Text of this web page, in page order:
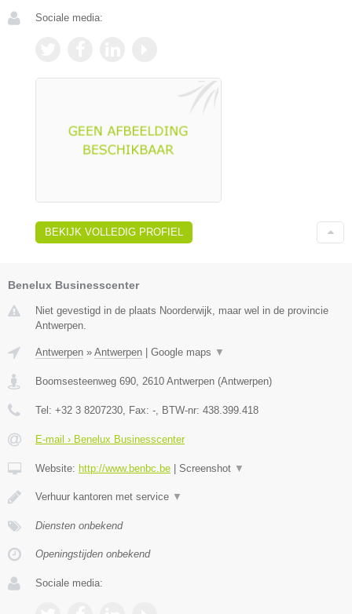
Sociale media:
BEKIJK VOLLEDIG PROFIEL
Benelux Businesscenter
Niet gevestigd in de plaats Noorderwijk, maar wel in de provincie
Antwerpen.
Antwerpen » Antwerpen | Google maps ▼
Boomsesteenweg 690 2610 Antwerpen (Antwerpen)
Tel: +32 3 8207230 , Fax: - , BTW-nr: 438.399.418
E-mail › Benelux Businesscenter
Website: http://www.benbc.be | Screenshot ▼
Verhuur kantoren met service ▼
Diensten onbekend
Openingstijden onbekend
Sociale media: